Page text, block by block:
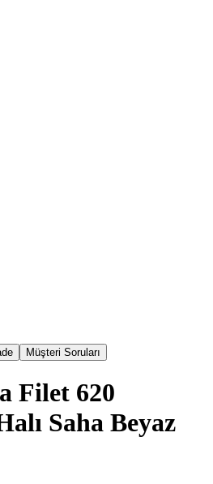
Müşteri Soruları
Filet 620
Saha Beyaz